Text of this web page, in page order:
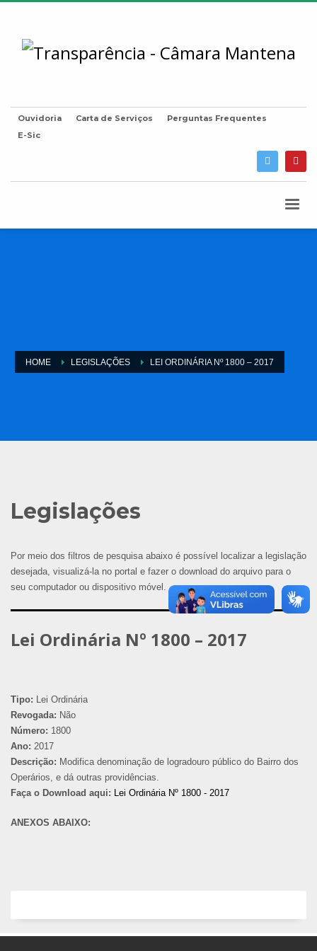
Ouvidoria Carta de Serviços
Perguntas Frequentes
E-Sic
HOME LEGISLAÇÕES LEI ORDINÁRIA Nº 1800 – 2017
Legislações
Por meio dos filtros de pesquisa abaixo é possível localizar a legislação
desejada, visualizá-la no portal e fazer o download do arquivo para o
seu computador ou dispositivo móvel.
Lei Ordinária Nº 1800 – 2017
Tipo: Lei Ordinária
Revogada: Não
Número: 1800
Ano: 2017
Descrição: Modifica denominação de logradouro público do Bairro dos
Operários, e dá outras providências.
Faça o Download aqui: Lei Ordinária Nº 1800 - 2017
ANEXOS ABAIXO: